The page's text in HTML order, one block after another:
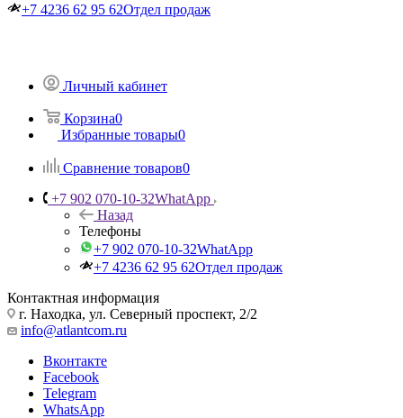
+7 4236 62 95 62Отдел продаж
Личный кабинет
Корзина0
Избранные товары0
Сравнение товаров0
+7 902 070-10-32WhatApp
Назад
Телефоны
+7 902 070-10-32WhatApp
+7 4236 62 95 62Отдел продаж
Контактная информация
г. Находка, ул. Северный проспект, 2/2
info@atlantcom.ru
Вконтакте
Facebook
Telegram
WhatsApp